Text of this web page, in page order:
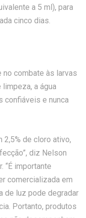
a 5 ml), para
cinco dias.
no combate às larvas
a água
confiáveis e nunca
2,5% de cloro ativo,
diz Nelson
“É importante
comercializada em
de luz pode degradar
Portanto, produtos